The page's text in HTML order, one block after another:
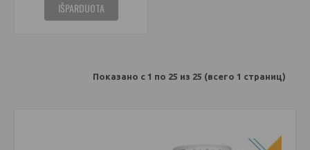
IŠPARDUOTA
Показано с 1 по 25 из 25 (всего 1 страниц)